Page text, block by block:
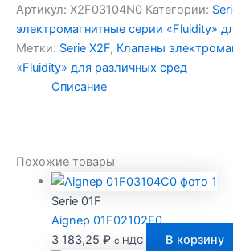
Aignep
X2F03104N0
Артикул: X2F03104N0 Категории:
электромагнитные серии «Fluidity»
Метки: Serie X2F, Клапаны
«Fluidity» для различных сред
Описание
Похожие товары
Serie 01F
Aignep 01F02102E0
3 183,25 ₽ с НДС В корзину